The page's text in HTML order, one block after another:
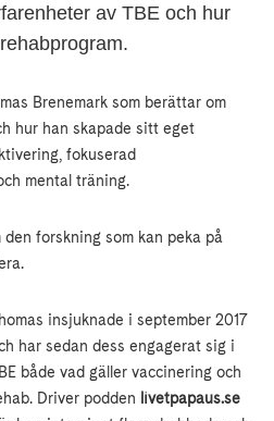
av TBE och hur
Brenemark som berättar om
hur han skapade sitt eget
fokuserad
mental träning.
forskning som kan peka på
insjuknade i september 2017
har sedan dess engagerat sig i
både vad gäller vaccinering och
Driver podden livetpapaus.se